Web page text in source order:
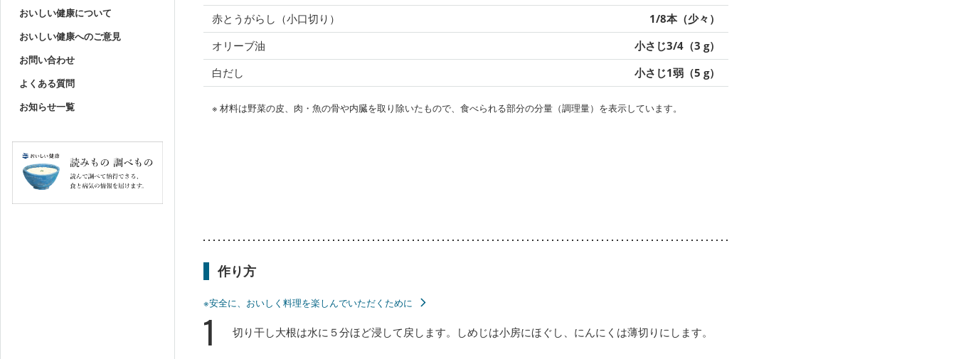
おいしい健康について
おいしい健康へのご意見
お問い合わせ
よくある質問
お知らせ一覧
赤とうがらし（小口切り）
1/8本（少々）
オリーブ油
小さじ3/4（3 g）
白だし
小さじ1弱（5 g）
※ 材料は野菜の皮、肉・魚の骨や内臓を取り除いたもので、食べられる部分の分量（調理量）を表示しています。
作り方
※安全に、おいしく料理を楽しんでいただくために
1 切り干し大根は水に５分ほど浸して戻します。しめじは小房にほぐし、にんにくは薄切りにします。